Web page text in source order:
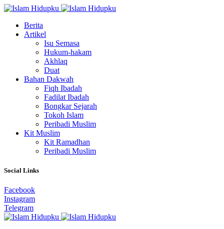
Berita
Artikel
Isu Semasa
Hukum-hakam
Akhlaq
Duat
Bahan Dakwah
Fiqh Ibadah
Fadilat Ibadah
Bongkar Sejarah
Tokoh Islam
Peribadi Muslim
Kit Muslim
Kit Ramadhan
Peribadi Muslim
Social Links
Facebook
Instagram
Telegram